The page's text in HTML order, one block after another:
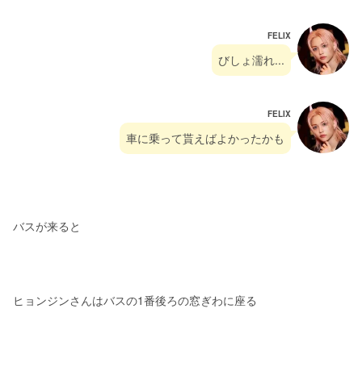
FELIX
びしょ濡れ...
FELIX
車に乗って貰えばよかったかも
バスが来ると
ヒョンジンさんはバスの1番後ろの窓ぎわに座る